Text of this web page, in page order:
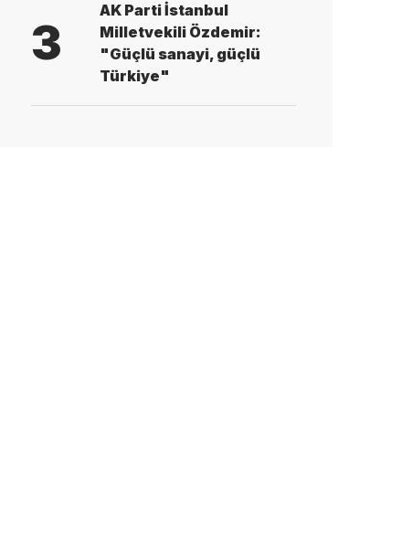
3
AK Parti İstanbul
Milletvekili Özdemir:
"Güçlü sanayi, güçlü
Türkiye"